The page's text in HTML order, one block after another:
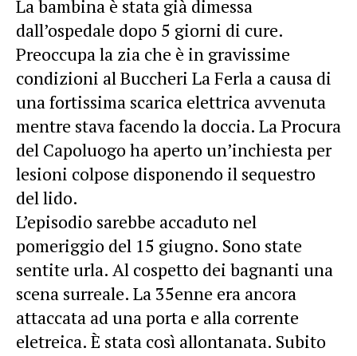
La bambina è stata già dimessa
dall’ospedale dopo 5 giorni di cure.
Preoccupa la zia che è in gravissime
condizioni al Buccheri La Ferla a causa di
una fortissima scarica elettrica avvenuta
mentre stava facendo la doccia. La Procura
del Capoluogo ha aperto un’inchiesta per
lesioni colpose disponendo il sequestro
del lido.
L’episodio sarebbe accaduto nel
pomeriggio del 15 giugno. Sono state
sentite urla. Al cospetto dei bagnanti una
scena surreale. La 35enne era ancora
attaccata ad una porta e alla corrente
eletreica. È stata così allontanata. Subito